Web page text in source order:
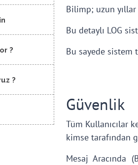
?
?
Bilimp; uzun
Bu detaylı LOG
Bu sayede sistem
Güvenlik
Tüm Kullanıcılar
kimse tarafından
Mesaj Aracında